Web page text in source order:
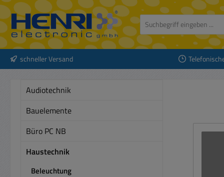
Hauptinhalt springen
Zur Suche springen
Zur Hauptnavigation springen
schneller Versand
Audiotechnik
Bauelemente
Büro PC NB
Haustechnik
Beleuchtung